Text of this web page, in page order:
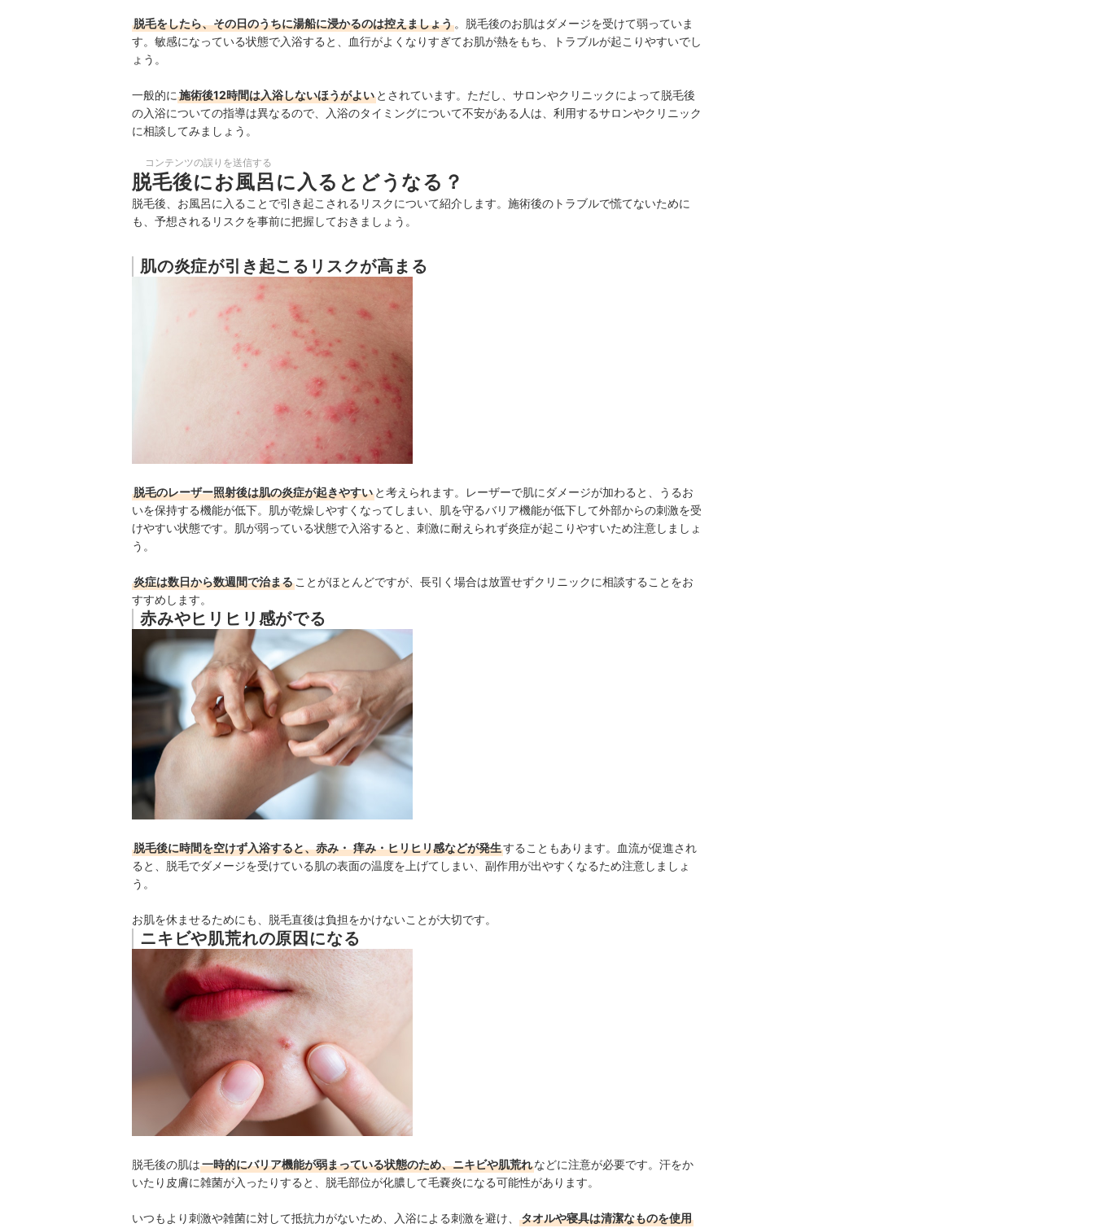
脱毛をしたら、その日のうちに湯船に浸かるのは控えましょう 。脱毛後のお肌はダメージを受けて弱っていま
す。敏感になっている状態で入浴すると、血行がよくなりすぎてお肌が熱をもち、トラブルが起こりやすいでし
ょう。
一般的に 施術後12時間は入浴しないほうがよい とされています。ただし、サロンやクリニックによって脱毛後
の入浴についての指導は異なるので、入浴のタイミングについて不安がある人は、利用するサロンやクリニック
に相談してみましょう。
コンテンツの誤りを送信する
脱毛後にお風呂に入るとどうなる？
脱毛後、お風呂に入ることで引き起こされるリスクについて紹介します。施術後のトラブルで慌てないために
も、予想されるリスクを事前に把握しておきましょう。
肌の炎症が引き起こるリスクが高まる
脱毛のレーザー照射後は肌の炎症が起きやすい と考えられます。レーザーで肌にダメージが加わると、うるお
いを保持する機能が低下。肌が乾燥しやすくなってしまい、肌を守るバリア機能が低下して外部からの刺激を受
けやすい状態です。肌が弱っている状態で入浴すると、刺激に耐えられず炎症が起こりやすいため注意しましょ
う。
炎症は数日から数週間で治まる ことがほとんどですが、長引く場合は放置せずクリニックに相談することをお
すすめします。
赤みやヒリヒリ感がでる
脱毛後に時間を空けず入浴すると、赤み・ 痒み・ヒリヒリ感などが発生することもあります。血流が促進され
ると、脱毛でダメージを受けている肌の表面の温度を上げてしまい、副作用が出やすくなるため注意しましょ
う。
お肌を休ませるためにも、脱毛直後は負担をかけないことが大切です。
ニキビや肌荒れの原因になる
脱毛後の肌は一時的にバリア機能が弱まっている状態のため、ニキビや肌荒れなどに注意が必要です。汗をか
いたり皮膚に雑菌が入ったりすると、脱毛部位が化膿して毛嚢炎になる可能性があります。
いつもより刺激や雑菌に対して抵抗力がないため、入浴による刺激を避け、 タオルや寝具は清潔なものを使用